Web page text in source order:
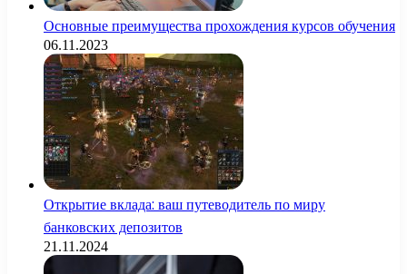
Основные преимущества прохождения курсов обучения
06.11.2023
Открытие вклада: ваш путеводитель по миру
банковских депозитов
21.11.2024